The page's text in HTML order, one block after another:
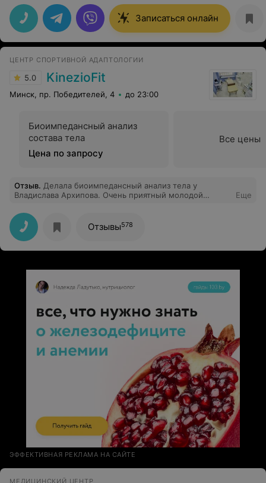
вежливы, в центре чисто, красиво и аккуратно. Врач
очень понравился! Внимательный, очень тактичный,
много расспрашивал, успокоил, чтобы я зря не
тревожилась :) Благодарю за прием :)
Записаться онлайн
ЦЕНТР СПОРТИВНОЙ АДАПТОЛОГИИ
5.0 KinezioFit
Минск, пр. Победителей, 4 до 23:00
Биоимпедансный анализ
состава тела
Цена по запросу
Все цены
Отзыв. Делала биоимпедансный анализ тела у
Владислава Архипова. Очень приятный молодой
результаты анализа.
Еще
Отзывы578
ЭФФЕКТИВНАЯ РЕКЛАМА НА САЙТЕ
МЕДИЦИНСКИЙ ЦЕНТР